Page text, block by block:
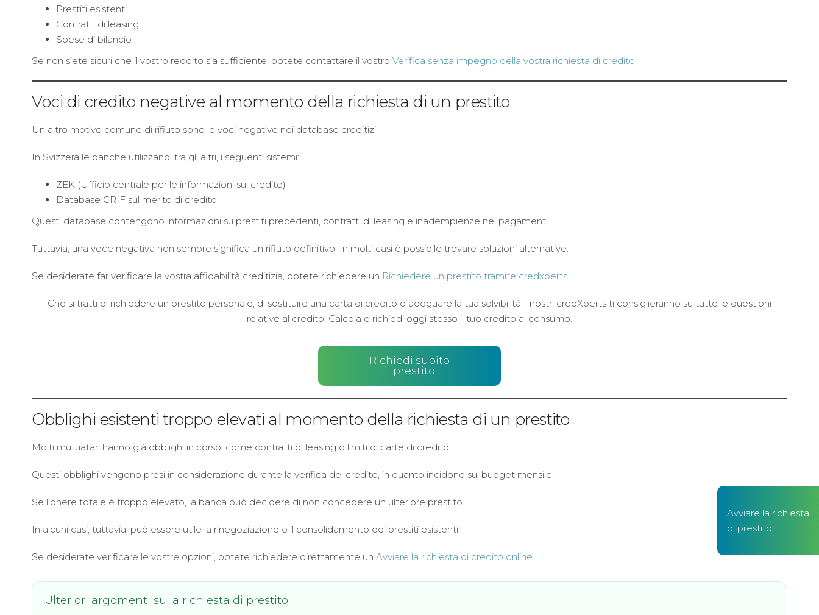
Prestiti esistenti
Contratti di leasing
Spese di bilancio
Se non siete sicuri che il vostro reddito sia sufficiente, potete contattare il vostro Verifica senza impegno della vostra richiesta di credito.
Voci di credito negative al momento della richiesta di un prestito
Un altro motivo comune di rifiuto sono le voci negative nei database creditizi.
In Svizzera le banche utilizzano, tra gli altri, i seguenti sistemi:
ZEK (Ufficio centrale per le informazioni sul credito)
Database CRIF sul merito di credito
Questi database contengono informazioni su prestiti precedenti, contratti di leasing e inadempienze nei pagamenti.
Tuttavia, una voce negativa non sempre significa un rifiuto definitivo. In molti casi è possibile trovare soluzioni alternative.
Se desiderate far verificare la vostra affidabilità creditizia, potete richiedere un Richiedere un prestito tramite credxperts.
Che si tratti di richiedere un prestito personale, di sostituire una carta di credito o adeguare la tua solvibilità, i nostri credXperts ti consiglieranno su tutte le questioni
relative al credito. Calcola e richiedi oggi stesso il tuo credito al consumo.
Richiedi subito
il prestito
Obblighi esistenti troppo elevati al momento della richiesta di un prestito
Molti mutuatari hanno già obblighi in corso, come contratti di leasing o limiti di carte di credito.
Questi obblighi vengono presi in considerazione durante la verifica del credito, in quanto incidono sul budget mensile.
Se l'onere totale è troppo elevato, la banca può decidere di non concedere un ulteriore prestito.
In alcuni casi, tuttavia, può essere utile la rinegoziazione o il consolidamento dei prestiti esistenti.
Se desiderate verificare le vostre opzioni, potete richiedere direttamente un Avviare la richiesta di credito online.
Ulteriori argomenti sulla richiesta di prestito
Avviare la richiesta
di prestito